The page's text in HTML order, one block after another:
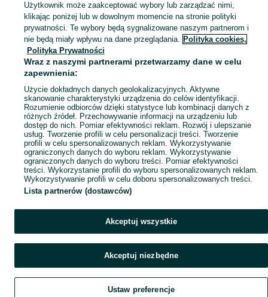
Skorzystaj z największego serwisu ogłoszeniowego - Sławno i okolice! Kupuj to, czego pragniesz i sprzedawaj to, czego już nie potrzebujesz! Zobacz
Mapa kategorii
Mapa miejscowości
Mapa ministron
Użytkownik może zaakceptować wybory lub zarządzać nimi,
klikając poniżej lub w dowolnym momencie na stronie polityki
prywatności. Te wybory będą sygnalizowane naszym partnerom i
nie będą miały wpływu na dane przeglądania. Polityka cookies,
Polityka Prywatności
Wraz z naszymi partnerami przetwarzamy dane w celu
zapewnienia:
Użycie dokładnych danych geolokalizacyjnych. Aktywne
skanowanie charakterystyki urządzenia do celów identyfikacji.
Rozumienie odbiorców dzięki statystyce lub kombinacji danych z
różnych źródeł. Przechowywanie informacji na urządzeniu lub
dostęp do nich. Pomiar efektywności reklam. Rozwój i ulepszanie
usług. Tworzenie profili w celu personalizacji treści. Tworzenie
profili w celu spersonalizowanych reklam. Wykorzystywanie
ograniczonych danych do wyboru reklam. Wykorzystywanie
ograniczonych danych do wyboru treści. Pomiar efektywności
treści. Wykorzystanie profili do wyboru spersonalizowanych reklam.
Wykorzystywanie profili w celu doboru spersonalizowanych treści.
Lista partnerów (dostawców)
Akceptuj wszystkie
Akceptuj niezbędne
Ustaw preferencje